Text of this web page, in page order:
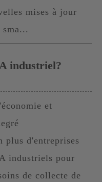
mises à jour
industriel?
et
plus d'entreprises
industriels pour
de collecte de